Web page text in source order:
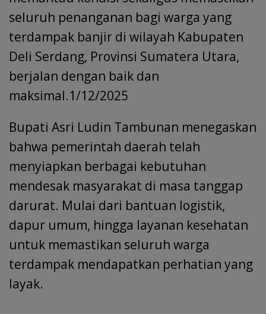
seluruh penanganan bagi warga yang
terdampak banjir di wilayah Kabupaten
Deli Serdang, Provinsi Sumatera Utara,
berjalan dengan baik dan
maksimal.1/12/2025
Bupati Asri Ludin Tambunan menegaskan
bahwa pemerintah daerah telah
menyiapkan berbagai kebutuhan
mendesak masyarakat di masa tanggap
darurat. Mulai dari bantuan logistik,
dapur umum, hingga layanan kesehatan
untuk memastikan seluruh warga
terdampak mendapatkan perhatian yang
layak.